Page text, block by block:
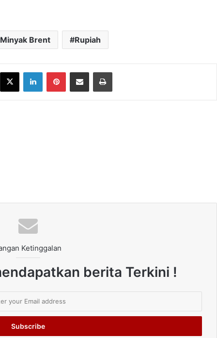
Minyak Brent Rupiah
X LinkedInPinterestShare via Email Print
Ketinggalan
berita Terkini !